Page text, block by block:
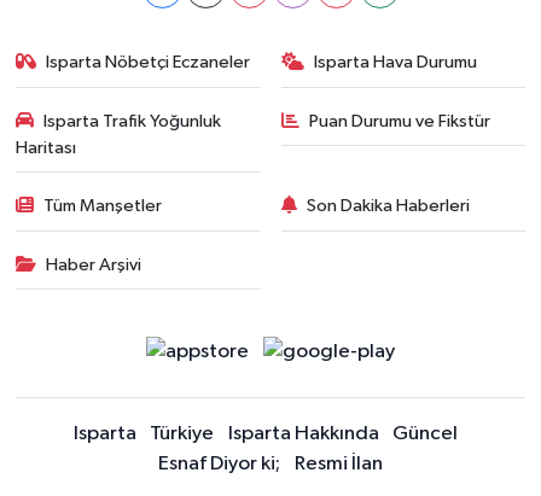
Isparta Nöbetçi Eczaneler Isparta Hava Durumu
Isparta Trafik Yoğunluk
Haritası
Puan Durumu ve Fikstür
Tüm Manşetler Son Dakika Haberleri
Haber Arşivi
Isparta Türkiye Isparta Hakkında
Güncel
Esnaf Diyor ki;
Resmi İlan